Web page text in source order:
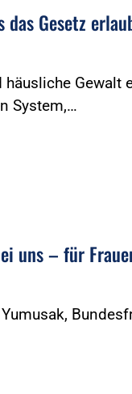
Gesetz
häusliche
System,…
uns – für